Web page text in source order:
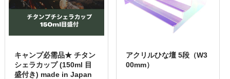
キャンプ必需品★ チタン
シェラカップ (150ml 目
盛付き) made in Japan
アクリルひな壇 5段（W3
00mm）